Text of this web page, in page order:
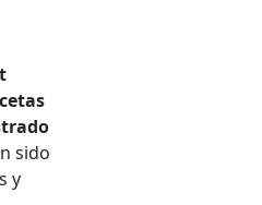
sido
y